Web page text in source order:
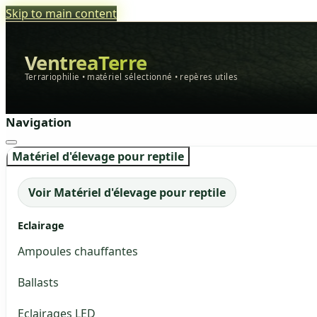
Skip to main content
VentreaTerre
Terrariophilie • matériel sélectionné • repères utiles
Navigation
Matériel d'élevage pour reptile
Voir Matériel d'élevage pour reptile
Eclairage
Ampoules chauffantes
Ballasts
Eclairages LED